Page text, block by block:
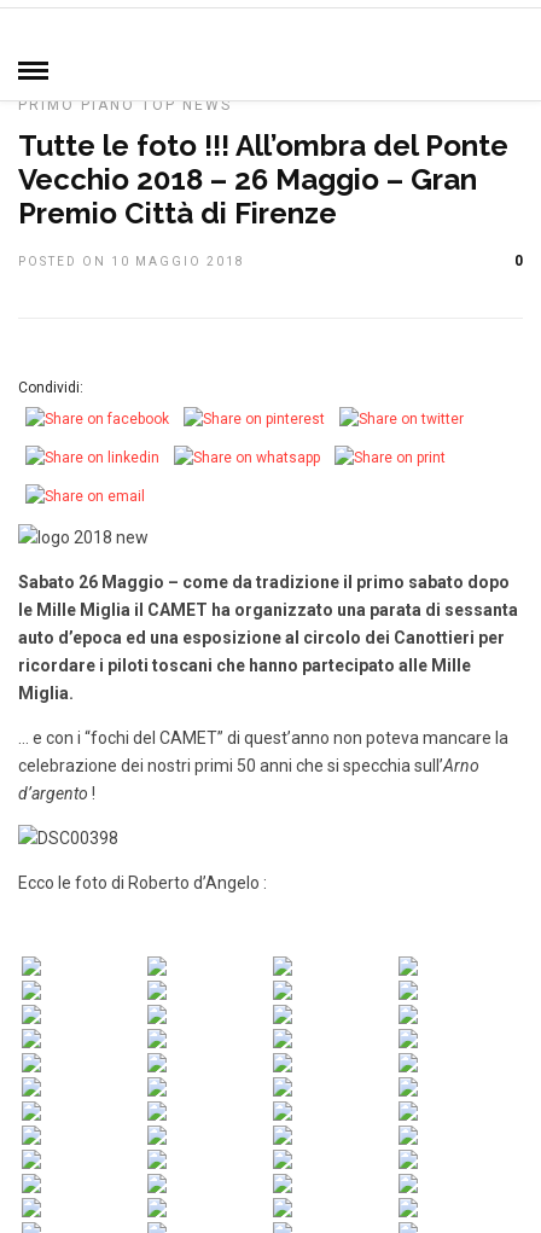
MANIFESTAZIONI
PRIMO PIANO TOP NEWS
Tutte le foto !!! All’ombra del Ponte
Vecchio 2018 – 26 Maggio – Gran
Premio Città di Firenze
POSTED ON 10 MAGGIO 2018 0
Condividi:
Sabato 26 Maggio – come da tradizione il primo sabato dopo
le Mille Miglia il CAMET ha organizzato una parata di sessanta
auto d’epoca ed una esposizione al circolo dei Canottieri per
ricordare i piloti toscani che hanno partecipato alle Mille
Miglia.
… e con i “fochi del CAMET” di quest’anno non poteva mancare la
celebrazione dei nostri primi 50 anni che si specchia sull’Arno
d’argento !
Ecco le foto di Roberto d’Angelo :